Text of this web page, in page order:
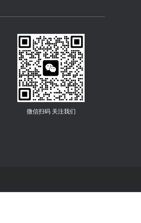
微信扫码 关注我们